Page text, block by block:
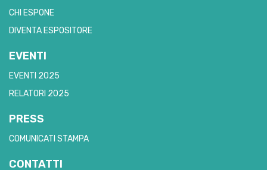
CHI ESPONE
DIVENTA ESPOSITORE
EVENTI
EVENTI 2025
RELATORI 2025
PRESS
COMUNICATI STAMPA
CONTATTI